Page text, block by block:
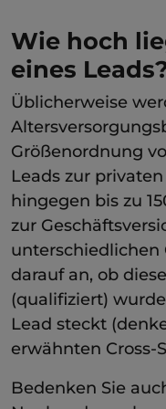
Wie hoch
eines
Üblicherweise
Größenordnung
Leads zur
hingegen bis zu
zur
unterschiedlichen
darauf an, ob
(qualifiziert)
Lead steckt
erwähnten Cross-
Bedenken Sie